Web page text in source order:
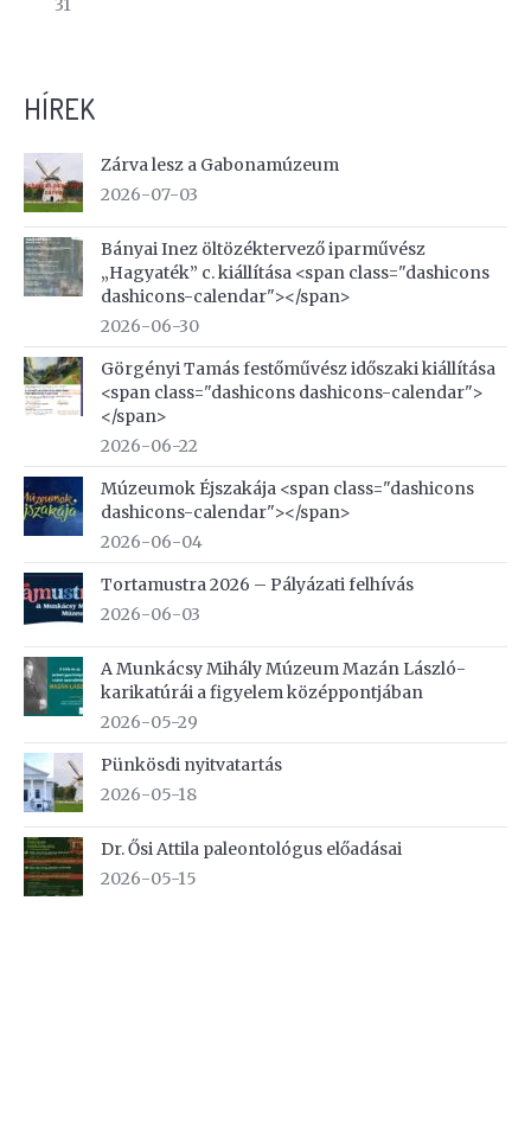
31
HÍREK
Zárva lesz a Gabonamúzeum
2026-07-03
Bányai Inez öltözéktervező iparművész
„Hagyaték” c. kiállítása <span class="dashicons
dashicons-calendar"></span>
2026-06-30
Görgényi Tamás festőművész időszaki kiállítása
<span class="dashicons dashicons-calendar">
</span>
2026-06-22
Múzeumok Éjszakája <span class="dashicons
dashicons-calendar"></span>
2026-06-04
Tortamustra 2026 – Pályázati felhívás
2026-06-03
A Munkácsy Mihály Múzeum Mazán László-
karikatúrái a figyelem középpontjában
2026-05-29
Pünkösdi nyitvatartás
2026-05-18
Dr. Ősi Attila paleontológus előadásai
2026-05-15